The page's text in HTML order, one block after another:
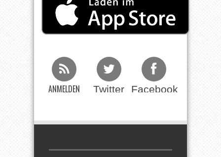
ANMELDEN Twitter Facebook